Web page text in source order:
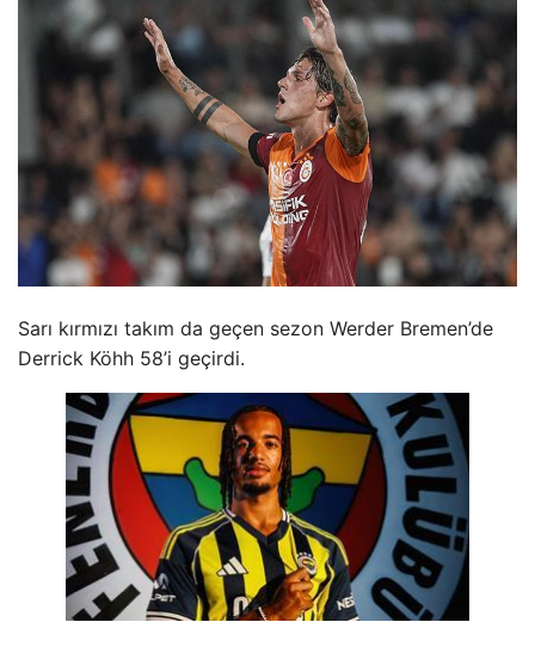
Sarı kırmızı takım da geçen sezon Werder Bremen’de
Derrick Köhh 58’i geçirdi.